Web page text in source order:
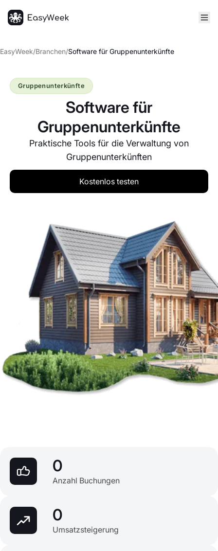
EasyWeek/Branchen/Software für Gruppenunterkünfte
Software für
Gruppenunterkünfte
Praktische Tools für die Verwaltung von
Gruppenunterkünften
Gruppenunterkünfte
Kostenlos testen
0
Anzahl Buchungen
0
Umsatzsteigerung